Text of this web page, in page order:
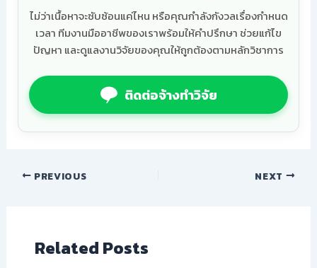
ไม่ว่าเนื้อหาจะซับซ้อนแค่ไหน หรือคุณกำลังกังวลเรื่องกำหนด
เวลา ทีมงานมืออาชีพของเราพร้อมให้คำปรึกษา ช่วยแก้ไข
ปัญหา และดูแลงานวิจัยของคุณให้ถูกต้องตามหลักวิชาการ
ติดต่อจ้างทำวิจัย
PREVIOUS NEXT
Related Posts